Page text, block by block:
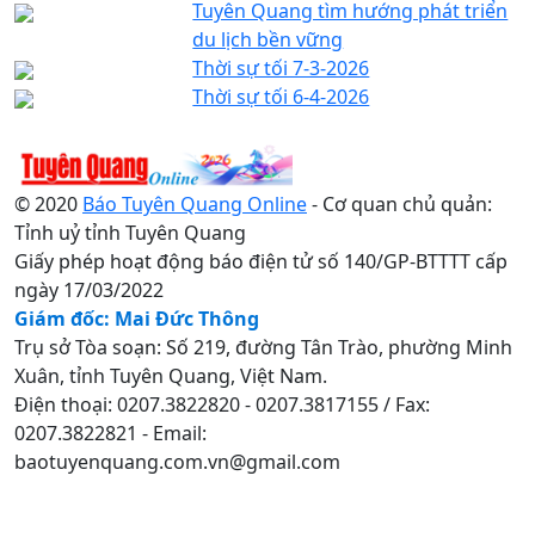
Tuyên Quang tìm hướng phát triển
du lịch bền vững
Thời sự tối 7-3-2026
Thời sự tối 6-4-2026
© 2020 Báo Tuyên Quang Online- Cơ quan chủ quản:
Tỉnh uỷ tỉnh Tuyên Quang
Giấy phép hoạt động báo điện tử số 140/GP-BTTTT cấp
ngày 17/03/2022
Giám đốc: Mai Đức Thông
Trụ sở Tòa soạn: Số 219, đường Tân Trào, phường Minh
Xuân, tỉnh Tuyên Quang, Việt Nam.
Điện thoại: 0207.3822820 - 0207.3817155 / Fax:
0207.3822821 - Email:
baotuyenquang.com.vn@gmail.com